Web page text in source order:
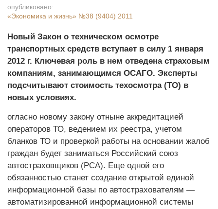
опубликовано:
«Экономика и жизнь» №38 (9404) 2011
Новый Закон о техническом осмотре
транспортных средств вступает в силу 1 января
2012 г. Ключевая роль в нем отведена страховым
компаниям, занимающимся ОСАГО. Эксперты
подсчитывают стоимость техосмотра (ТО) в
новых условиях.
огласно новому закону отныне аккредитацией
операторов ТО, ведением их реестра, учетом
бланков ТО и проверкой работы на основании жалоб
граждан будет заниматься Российский союз
автостраховщиков (РСА). Еще одной его
обязанностью станет создание открытой единой
информационной базы по автострахователям —
автоматизированной информационной системы